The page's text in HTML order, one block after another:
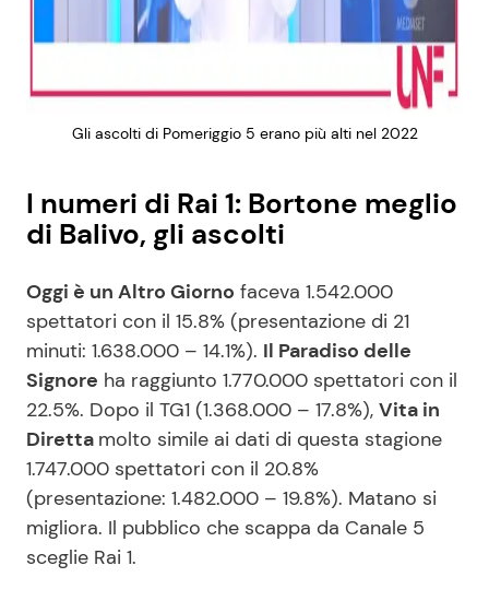
Gli ascolti di Pomeriggio 5 erano più alti nel 2022
I numeri di Rai 1: Bortone meglio
di Balivo, gli ascolti
Oggi è un Altro Giorno faceva 1.542.000
spettatori con il 15.8% (presentazione di 21
minuti: 1.638.000 – 14.1%). Il Paradiso delle
Signore ha raggiunto 1.770.000 spettatori con il
22.5%. Dopo il TG1 (1.368.000 – 17.8%), Vita in
Diretta molto simile ai dati di questa stagione
1.747.000 spettatori con il 20.8%
(presentazione: 1.482.000 – 19.8%). Matano si
migliora. Il pubblico che scappa da Canale 5
sceglie Rai 1.